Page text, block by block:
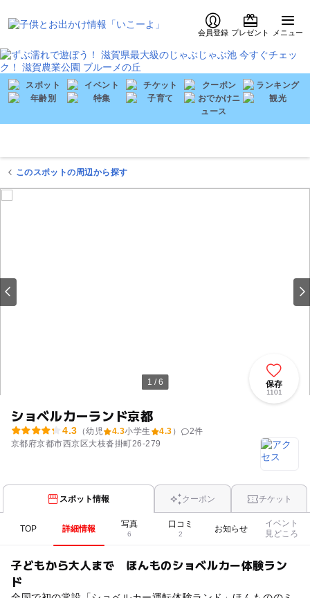
会員登録 プレゼント メニュー
このスポットの周辺から探す
1 / 6
ショベルカーランド京都
4.3 （幼児 4.3小学生 4.3 ） 2件
京都府京都市西京区大枝沓掛町26-279
保存
1101
スポット情報 クーポン チケット
TOP 詳細情報 写真
6
口コミ
2
お知らせ
イベント
見どころ
子どもから大人まで ほんものショベルカー体験ラン
ド